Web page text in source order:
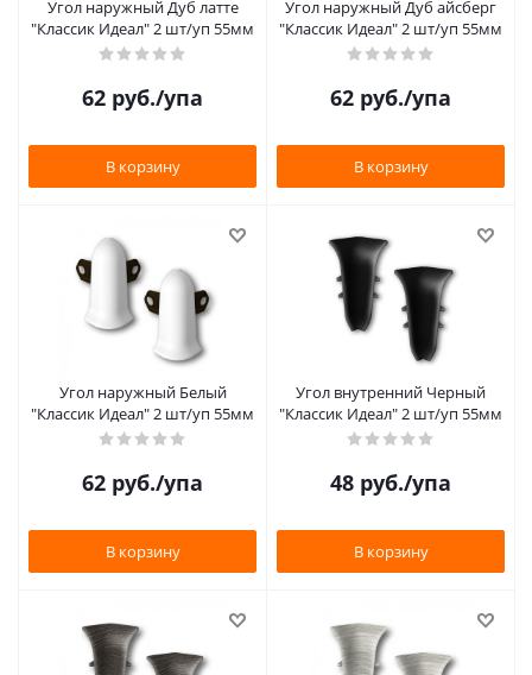
Угол наружный Дуб латте
"Классик Идеал" 2 шт/уп 55мм
62 руб./упа
В корзину
Угол наружный Дуб айсберг
"Классик Идеал" 2 шт/уп 55мм
62 руб./упа
В корзину
Угол наружный Белый
"Классик Идеал" 2 шт/уп 55мм
62 руб./упа
В корзину
Угол внутренний Черный
"Классик Идеал" 2 шт/уп 55мм
48 руб./упа
В корзину